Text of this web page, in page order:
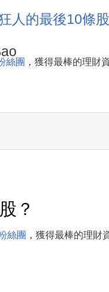
人的最後10條
絲團 ，獲得最棒的理財
？
絲團 ，獲得最棒的理財